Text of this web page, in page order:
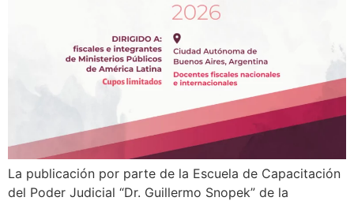
La publicación por parte de la Escuela de Capacitación
del Poder Judicial “Dr. Guillermo Snopek” de la